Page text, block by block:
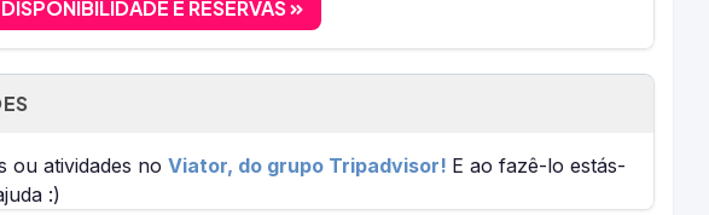
E RESERVAS
ou atividades no Viator, do grupo Tripadvisor! E ao fazê-lo estás-
:)